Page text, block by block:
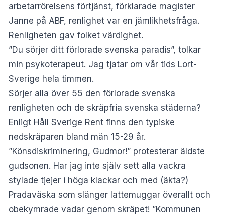
arbetarrörelsens förtjänst, förklarade magister
Janne på ABF, renlighet var en jämlikhetsfråga.
Renligheten gav folket värdighet.
”Du sörjer ditt förlorade svenska paradis”, tolkar
min psykoterapeut. Jag tjatar om vår tids Lort-
Sverige hela timmen.
Sörjer alla över 55 den förlorade svenska
renligheten och de skräpfria svenska städerna?
Enligt Håll Sverige Rent finns den typiske
nedskräparen bland män 15-29 år.
”Könsdiskriminering, Gudmor!” protesterar äldste
gudsonen. Har jag inte själv sett alla vackra
stylade tjejer i höga klackar och med (äkta?)
Pradaväska som slänger lattemuggar överallt och
obekymrade vadar genom skräpet! ”Kommunen